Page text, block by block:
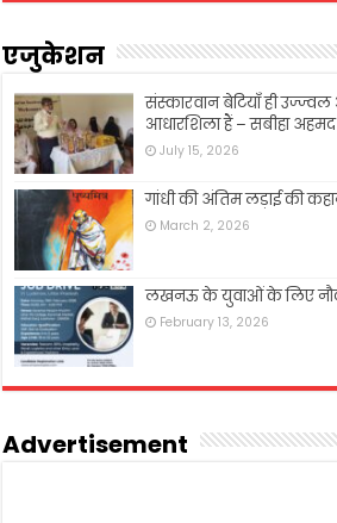
एजुकेशन
संस्कारवान बेटियाँ ही
आधारशिला हैं – सबीहा अहमद
July 15, 2026
गांधी की अंतिम लड़ाई की
March 2, 2026
लखनऊ के युवाओं के लिए
February 13, 2026
Advertisement